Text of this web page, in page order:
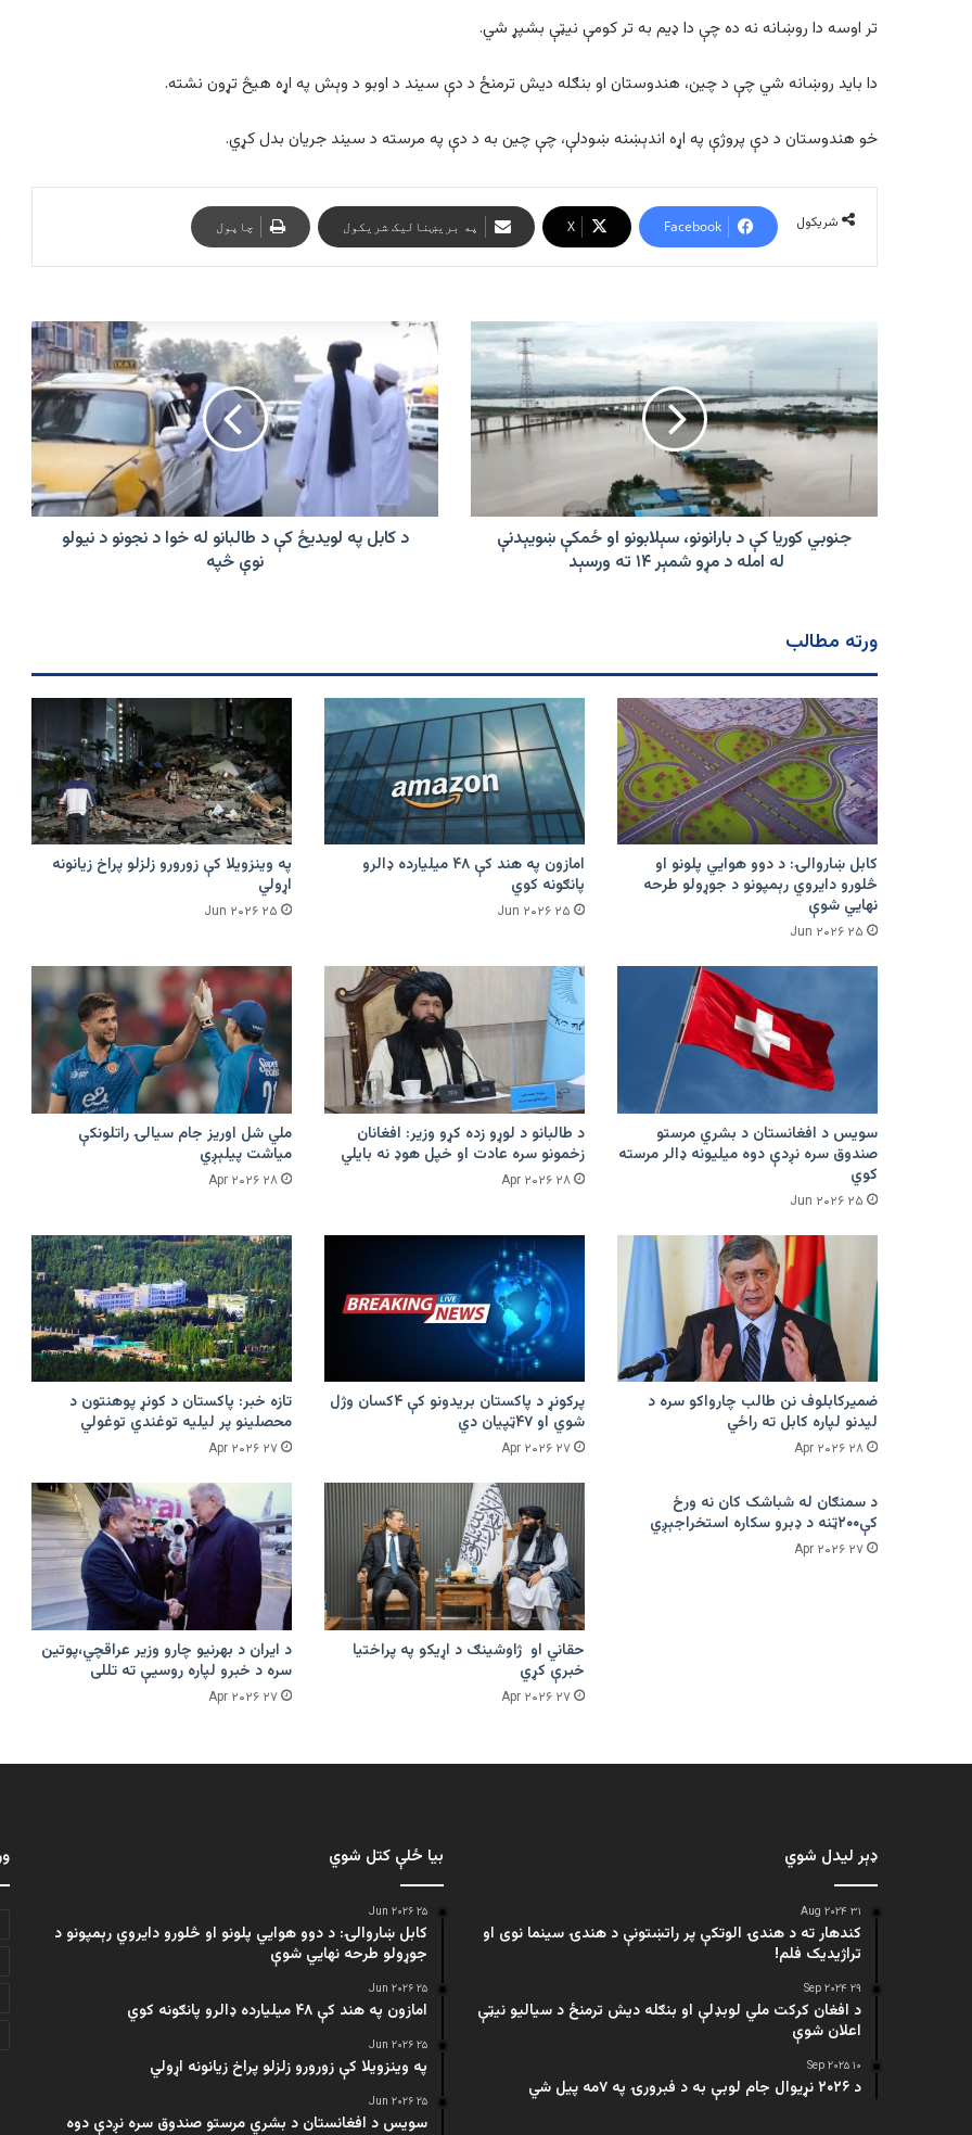
تر اوسه دا روښانه نه ده چې دا ډیم به تر کومې نیټې بشپړ شي.
دا باید روښانه شي چې د چین، هندوستان او بنګله دیش ترمنځ د دې سیند د اوبو د وېش په اړه هیڅ تړون نشته.
خو هندوستان د دې پروژې په اړه اندېښنه ښودلې، چې چین به د دې په مرسته د سیند جریان بدل کړي.
شریکول Facebook
X په بریښنالیک شریکول چاپول
جنوبي
د
بارانونو،
سېلابونو
ښویېدنې
۱۴
ته
ورسېد
جنوبي کوریا کې د بارانونو، سېلابونو او ځمکې ښویېدنې
له امله د مړو شمېر ۱۴ ته ورسېد
د
کابل
په
لویدیځ
کې
د
طالبانو
له
خوا
د کابل په لویدیځ کې د طالبانو له خوا د نجونو د نیولو
نوې څپه
ورته مطالب
کابل ښاروالۍ: د دوو هوايي پلونو او
څلورو دایروي رېمپونو د جوړولو طرحه
نهایي شوې
۲۵ Jun ۲۰۲۶
امازون په هند کې ۴۸ میلیارده ډالرو
پانګونه کوي
۲۵ Jun ۲۰۲۶
په وینزویلا کې زورورو زلزلو پراخ زیانونه
اړولي
۲۵ Jun ۲۰۲۶
سویس د افغانستان د بشري مرستو
صندوق سره نږدې دوه میلیونه ډالر مرسته
کوي
۲۵ Jun ۲۰۲۶
د طالبانو د لوړو زده کړو وزیر: افغانان
زخمونو سره عادت او خپل هوډ نه بایلي
۲۸ Apr ۲۰۲۶
ملي شل اوریز جام سیالۍ راتلونکې
میاشت پیلېږي
۲۸ Apr ۲۰۲۶
ضمیرکابلوف نن طالب چارواکو سره د
لیدنو لپاره کابل ته راځي
۲۸ Apr ۲۰۲۶
پرکونړ د پاکستان بریدونو کې ۴کسان وژل
شوي او ۴۷ټپیان دي
۲۷ Apr ۲۰۲۶
تازه خبر: پاکستان د کونړ پوهنتون د
محصلینو پر لیلیه توغندي توغولي
۲۷ Apr ۲۰۲۶
د سمنګان له شباشک کان نه ورځ
کې۲۰۰ټنه د ډبرو سکاره استخراجېږي
۲۷ Apr ۲۰۲۶
حقاني او ژاوشینګ د اړیکو په پراختیا
خبرې کړي
۲۷ Apr ۲۰۲۶
د ایران د بهرنیو چارو وزیر عراقچي،پوتین
سره د خبرو لپاره روسیې ته تللی
۲۷ Apr ۲۰۲۶
ډېر لیدل شوي
۳۱ Aug ۲۰۲۴
کندهار ته د هندۍ الوتکې پر راتښتونې د هندۍ سینما نوی او
تراژيديک فلم!
۲۹ Sep ۲۰۲۴
د افغان کرکت ملي لوبډلې او بنګله دیش ترمنځ د سیالیو نیټې
اعلان شوې
۱۰ Sep ۲۰۲۵
د ۲۰۲۶ نړیوال جام لوبې به د فبرورۍ په ۷مه پیل شي
بیا ځلې کتل شوي
۲۵ Jun ۲۰۲۶
کابل ښاروالۍ: د دوو هوايي پلونو او څلورو دایروي رېمپونو د
جوړولو طرحه نهایي شوې
۲۵ Jun ۲۰۲۶
امازون په هند کې ۴۸ میلیارده ډالرو پانګونه کوي
۲۵ Jun ۲۰۲۶
په وینزویلا کې زورورو زلزلو پراخ زیانونه اړولي
۲۵ Jun ۲۰۲۶
سویس د افغانستان د بشري مرستو صندوق سره نږدې دوه